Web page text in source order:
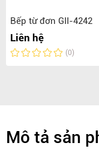
Bếp từ đơn GII-4242
Liên hệ
(0)
Mô tả sản